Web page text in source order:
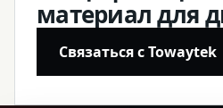
материал для
Связаться с Towaytek